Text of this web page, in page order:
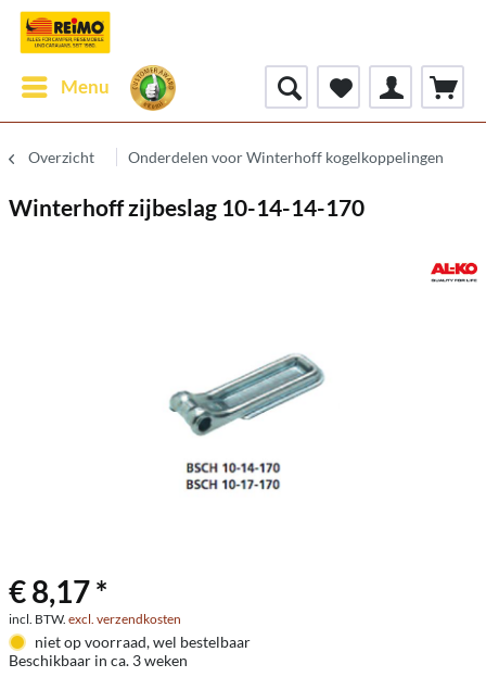
Menu
Overzicht Onderdelen voor Winterhoff kogelkoppelingen
Winterhoff zijbeslag 10-14-14-170
€ 8,17 *
incl. BTW. excl. verzendkosten
niet op voorraad, wel bestelbaar
Beschikbaar in ca. 3 weken